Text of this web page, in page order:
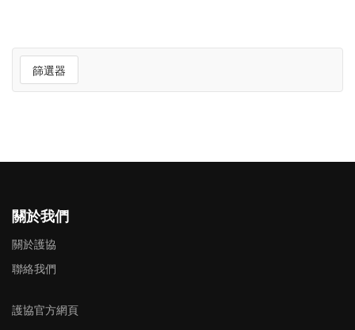
篩選器
關於我們
關於護協
聯絡我們
護協官方網頁